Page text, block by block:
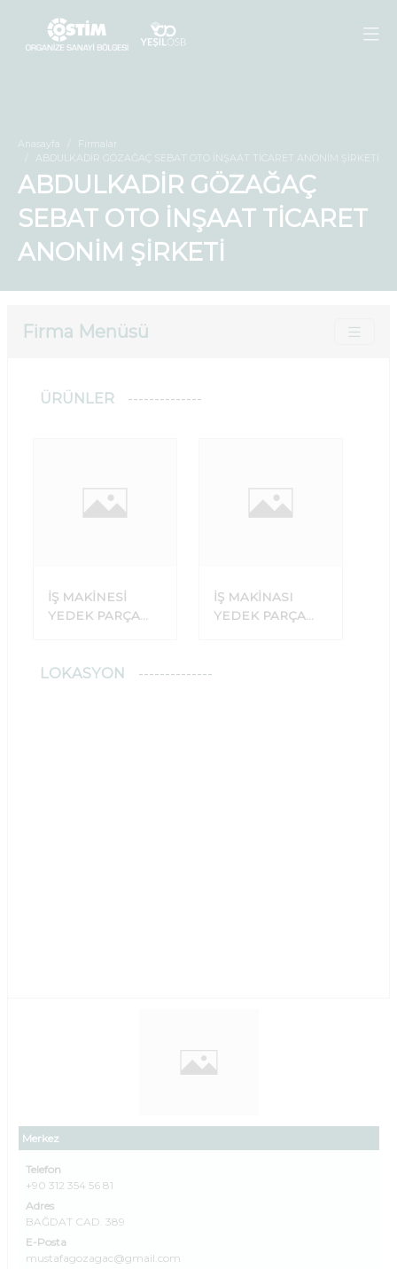
Anasayfa
Firmalar
ABDULKADİR GÖZAĞAÇ SEBAT OTO İNŞAAT TİCARET ANONİM ŞİRKETİ
ABDULKADİR GÖZAĞAÇ
SEBAT OTO İNŞAAT TİCARET
ANONİM ŞİRKETİ
Firma Menüsü
Merkez
Telefon
+90 312 354 56 81
Adres
BAĞDAT CAD. 389
E-Posta
mustafagozagac@gmail.com
ÜRÜNLER
İŞ MAKİNESİ
YEDEK PARÇA
İŞ MAKİNASI
YEDEK PARÇA
LOKASYON